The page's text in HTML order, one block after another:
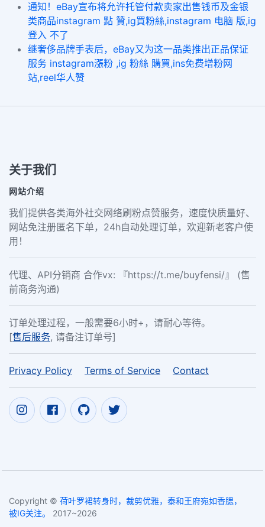
通知！eBay宣布将允许托管付款卖家出售钱币及金银
类商品instagram 點 贊,ig買粉絲,instagram 电脑 版,ig
登入 不了
继奢侈品牌手表后，eBay又为这一品类推出正品保证
服务 instagram漲粉 ,ig 粉絲 購買,ins免费增粉网
站,reel华人赞
关于我们
网站介绍
我们提供各类海外社交网络刷粉点赞服务，速度快质量好、
网站免注册匿名下单，24h自动处理订单，欢迎新老客户使
用！
代理、API分销商 合作vx: 『https://t.me/buyfensi/』 (售
前商务沟通)
订单处理过程，一般需要6小时+，请耐心等待。
[售后服务, 请备注订单号]
Privacy Policy Terms of Service Contact
Copyright © 荷叶罗裙转身时，裁剪优雅，泰和王府宛如香腮，
被IG关注。
2017~2026